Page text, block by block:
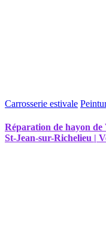
Carrosserie estivale
Réparation de hayon de
St-Jean-sur-Richelieu |